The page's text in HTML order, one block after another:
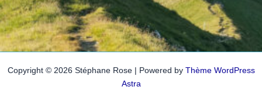
Copyright © 2026 Stéphane Rose | Powered by Thème WordPress
Astra